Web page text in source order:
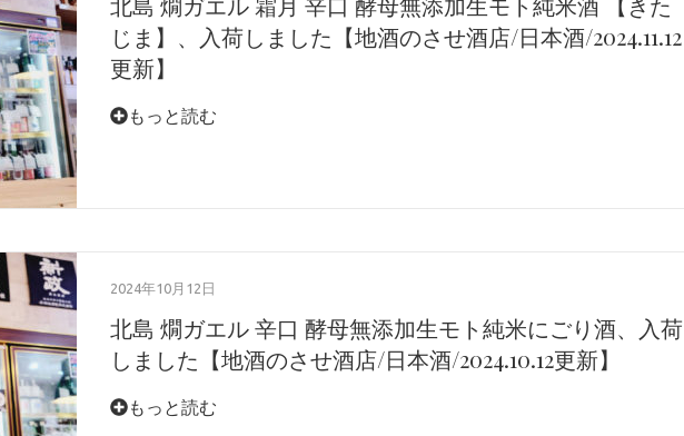
じま】、入荷しました【地酒のさせ酒店/日本酒/2024.11.12
更新】
もっと読む
2024年10月12日
北島 燗ガエル 辛口 酵母無添加生モト純米にごり酒、入荷
しました【地酒のさせ酒店/日本酒/2024.10.12更新】
もっと読む